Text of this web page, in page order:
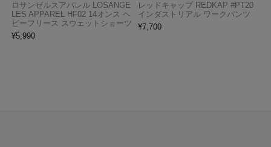
ロサンゼルスアパレル LOSANGE
LES APPAREL HF02 14オンス ヘ
ビーフリース スウェットショーツ
¥5,990
レッドキャップ REDKAP #PT20
インダストリアル ワークパンツ
¥7,700